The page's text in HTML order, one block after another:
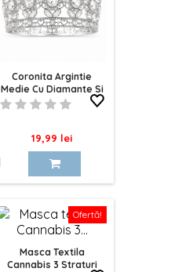
Coronita Argintie
Medie Cu Diamante Si
Cristale 10cm
Pret
19,99 lei
Ofertă!
Masca Textila
Cannabis 3 Straturi